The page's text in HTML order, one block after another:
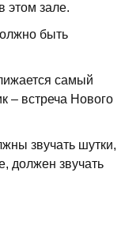
этом зале.
быть
самый
– встреча Нового
звучать шутки,
должен звучать